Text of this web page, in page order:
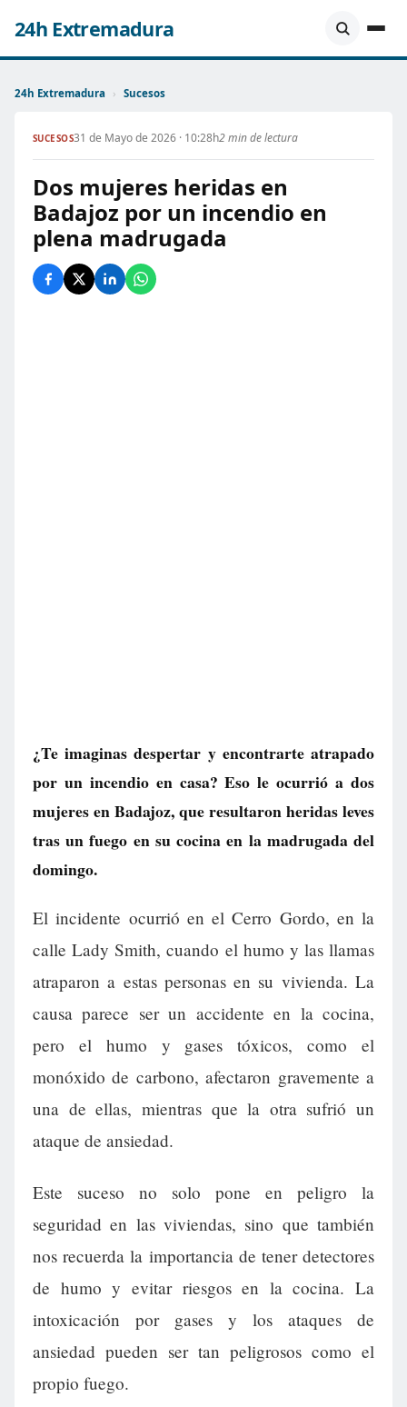
24h Extremadura
24h Extremadura › Sucesos
SUCESOS31 de Mayo de 2026 · 10:28h2 min de lectura
Dos mujeres heridas en
Badajoz por un incendio en
plena madrugada
¿Te imaginas despertar y encontrarte atrapado
por un incendio en casa? Eso le ocurrió a dos
mujeres en Badajoz, que resultaron heridas leves
tras un fuego en su cocina en la madrugada del
domingo.
El incidente ocurrió en el Cerro Gordo, en la
calle Lady Smith, cuando el humo y las llamas
atraparon a estas personas en su vivienda. La
causa parece ser un accidente en la cocina,
pero el humo y gases tóxicos, como el
monóxido de carbono, afectaron gravemente a
una de ellas, mientras que la otra sufrió un
ataque de ansiedad.
Este suceso no solo pone en peligro la
seguridad en las viviendas, sino que también
nos recuerda la importancia de tener detectores
de humo y evitar riesgos en la cocina. La
intoxicación por gases y los ataques de
ansiedad pueden ser tan peligrosos como el
propio fuego.